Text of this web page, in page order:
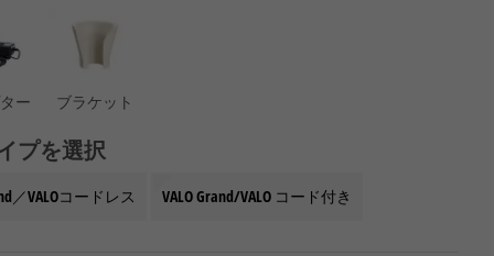
ー ブラケット
プを選択
／VALOコードレス VALO Grand/VALO コード付き